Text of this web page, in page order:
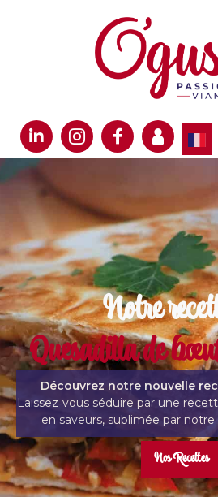
Article
Cuisine
les clés d'un
hr {border: 2px solid red; background-color:red!important;}
Découvrez notre
de blog !
Zoom sur comment
K‑Food inonde le
Créative, immersive
de nouveauté, elle